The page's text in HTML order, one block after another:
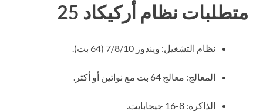
متطلبات نظام أركيكاد 25
نظام التشغيل: ويندوز 7/8/10 (64 بت).
المعالج: معالج 64 بت مع نواتين أو أكثر.
الذاكرة: 8-16 جيجابايت.